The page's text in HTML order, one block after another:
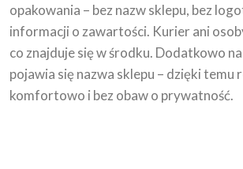
opakowania – bez nazw sklepu, bez
informacji o zawartości. Kurier ani
co znajduje się w środku. Dodatkowo
pojawia się nazwa sklepu – dzięki temu
komfortowo i bez obaw o prywatność.